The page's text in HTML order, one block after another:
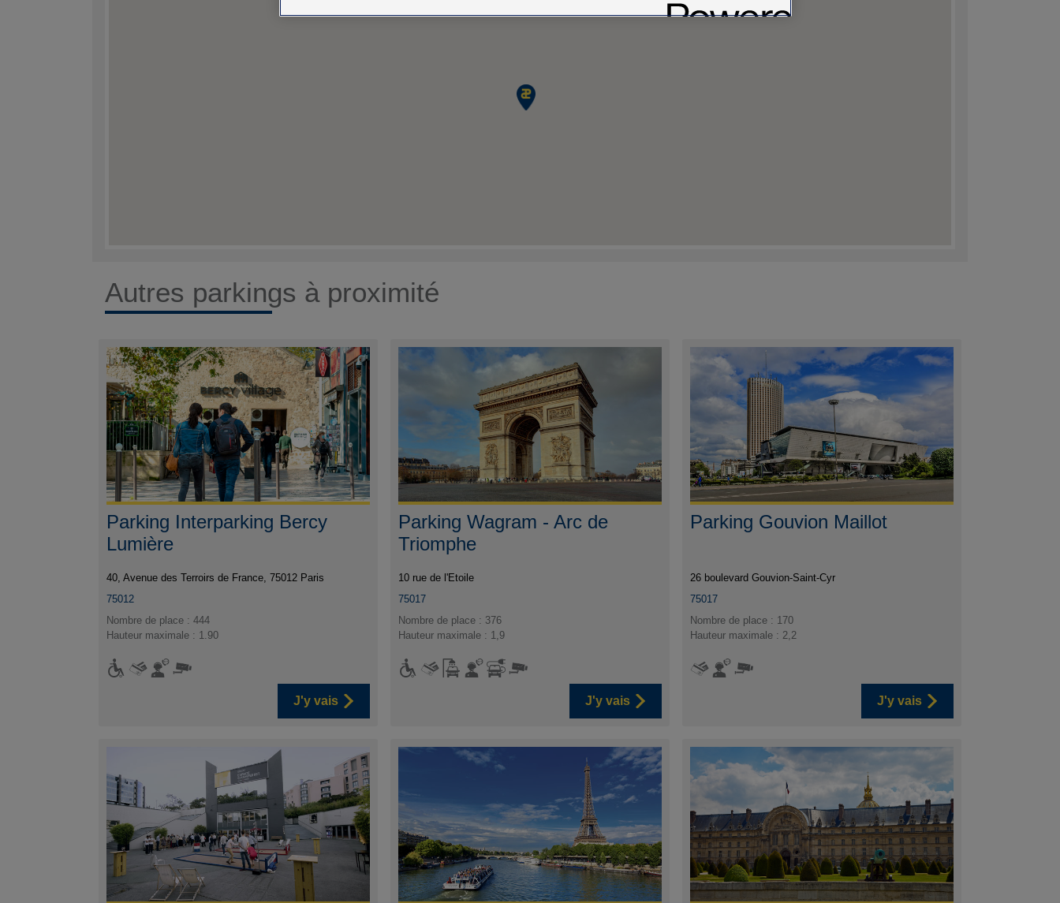
Autres parkings à proximité
Parking Interparking Bercy
Lumière
40, Avenue des Terroirs de France, 75012 Paris
75012
Nombre de place : 444
Hauteur maximale : 1.90
J'y vais
Parking Wagram - Arc de
Triomphe
10 rue de l'Etoile
75017
Nombre de place : 376
Hauteur maximale : 1,9
J'y vais
Parking Gouvion Maillot
26 boulevard Gouvion-Saint-Cyr
75017
Nombre de place : 170
Hauteur maximale : 2,2
J'y vais